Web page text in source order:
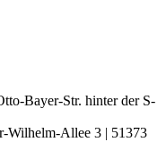
Bayer-Str. hinter der S-
Wilhelm-Allee 3 | 51373